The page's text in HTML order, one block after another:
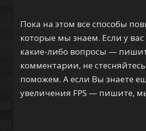
Пока на этом все способы
которые мы знаем. Если у
какие-либо вопросы —
комментарии, не
поможем. А если Вы знаете
увеличения FPS — пишите,